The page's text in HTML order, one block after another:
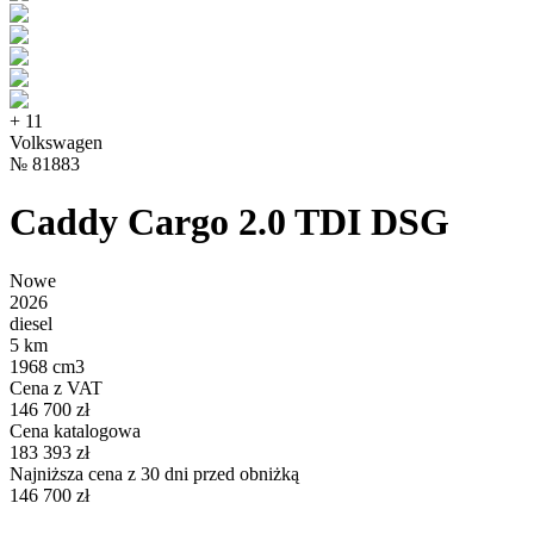
+ 11
Volkswagen
№ 81883
Caddy Cargo 2.0 TDI DSG
Nowe
2026
diesel
5 km
1968 cm3
Cena z VAT
146 700 zł
Cena katalogowa
183 393 zł
Najniższa cena z 30 dni przed obniżką
146 700 zł